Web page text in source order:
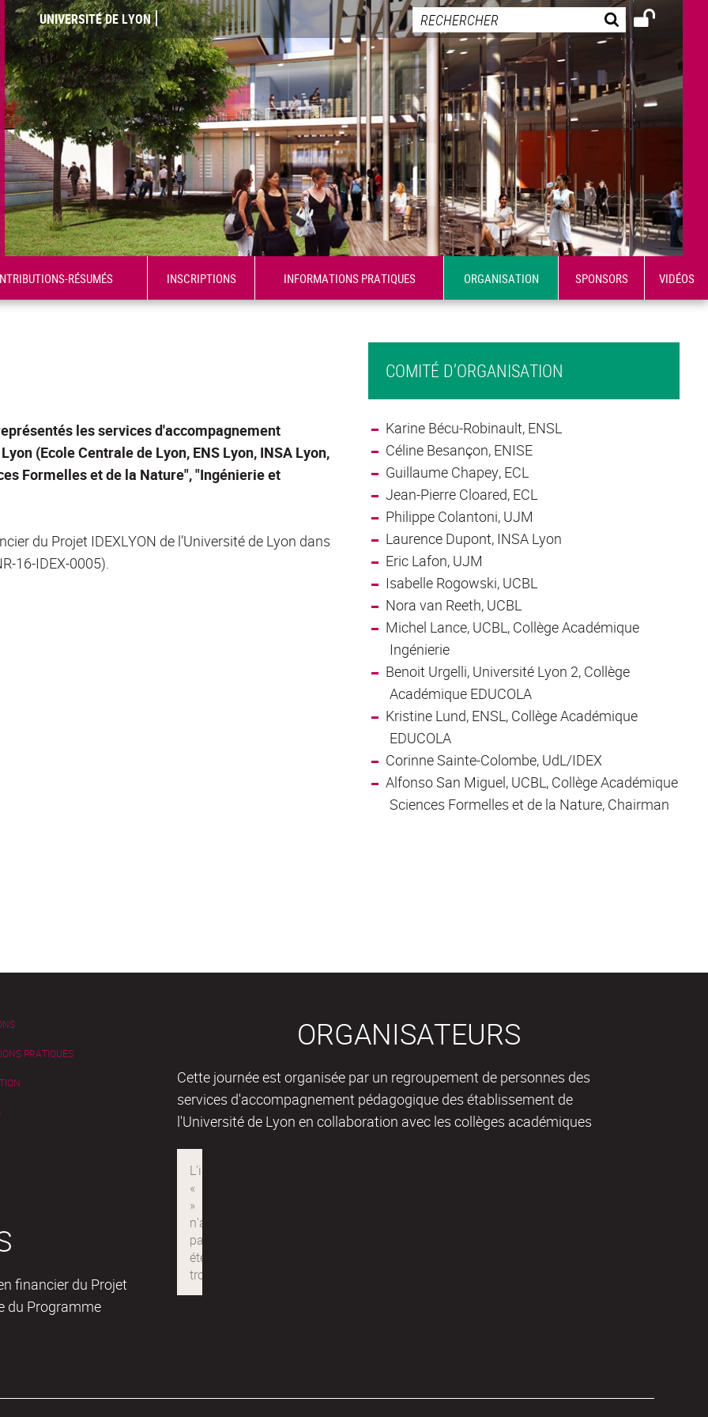
UNIVERSITÉ DE LYON
RÉSUMÉS INSCRIPTIONS INFORMATIONS PRATIQUES ORGANISATION SPONSORS VIDÉOS
les services d'accompagnement
(Ecole Centrale de Lyon, ENS Lyon, INSA Lyon,
Formelles et de la Nature", "Ingénierie et
du Projet IDEXLYON de l’Université de Lyon dans
16-IDEX-0005).
COMITÉ D’ORGANISATION
Karine Bécu-Robinault, ENSL
Céline Besançon, ENISE
Guillaume Chapey, ECL
Jean-Pierre Cloared, ECL
Philippe Colantoni, UJM
Laurence Dupont, INSA Lyon
Eric Lafon, UJM
Isabelle Rogowski, UCBL
Nora van Reeth, UCBL
Michel Lance, UCBL, Collège Académique
Ingénierie
Benoit Urgelli, Université Lyon 2, Collège
Académique EDUCOLA
Kristine Lund, ENSL, Collège Académique
EDUCOLA
Corinne Sainte-Colombe, UdL/IDEX
Alfonso San Miguel, UCBL, Collège Académique
Sciences Formelles et de la Nature, Chairman
PRATIQUES
ORGANISATEURS
Cette journée est organisée par un regroupement de personnes des
services d'accompagnement pédagogique des établissement de
l'Université de Lyon en collaboration avec les collèges académiques
financier du Projet
du Programme